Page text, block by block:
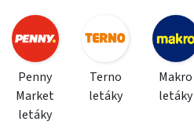
Penny
Market
letáky
Terno
letáky
Makro
letáky